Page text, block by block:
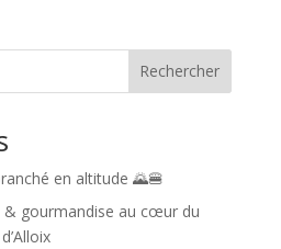
Rechercher
en altitude 🌄🍔
gourmandise au cœur du